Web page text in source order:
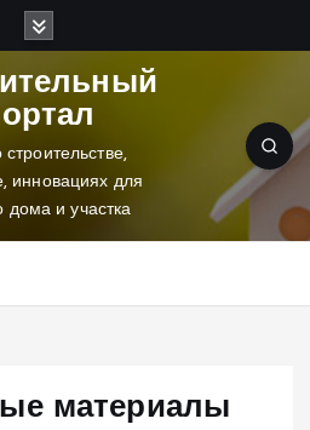
строительстве,
инновациях для
дома и участка
материалы